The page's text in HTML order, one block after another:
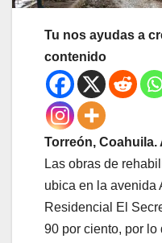
Tu nos ayudas a
contenido
Torreón, Coahuila.
Las obras de
ubica en la avenida
Residencial El
90 por ciento, por